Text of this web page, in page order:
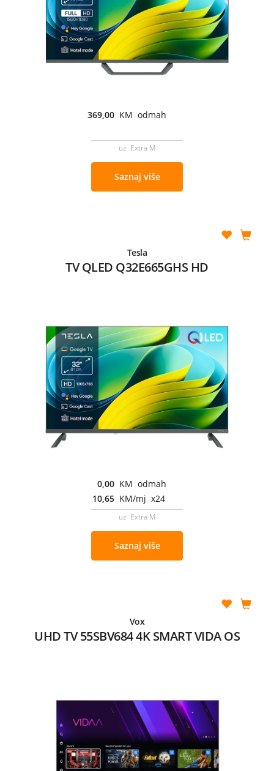
369,00 KM odmah
uz Extra M
Saznaj više
Tesla
TV QLED Q32E665GHS HD
0,00 KM odmah
10,65 KM/mj x24
uz Extra M
Saznaj više
Vox
UHD TV 55SBV684 4K SMART VIDA OS